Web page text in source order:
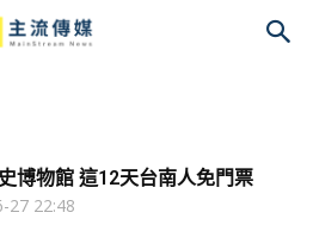
博物館 這12天台南人免門票
27 22:48